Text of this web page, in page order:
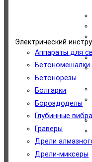
Электрический
Аппараты для
Бетономешалки
Бетонорезы
Болгарки
Бороздоделы
Глубинные
Граверы
Дрели
Дрели-миксеры
Тепловые пушки
Бензиновый
Ручной
Уборочная
Измерительный
Садовая техника